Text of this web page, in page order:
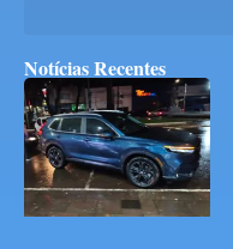
Notícias Recentes